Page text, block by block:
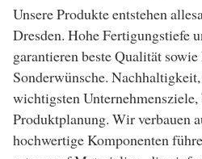
Unsere Produkte entstehen
Dresden. Hohe Fertigungstiefe
garantieren beste Qualität
Sonderwünsche.
wichtigsten
Produktplanung. Wir verbauen
hochwertige Komponenten